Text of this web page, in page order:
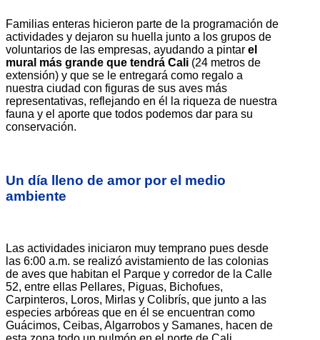
Familias enteras hicieron parte de la programación de
actividades y dejaron su huella junto a los grupos de
voluntarios de las empresas, ayudando a pintar el
mural más grande que tendrá Cali (24 metros de
extensión) y que se le entregará como regalo a
nuestra ciudad con figuras de sus aves más
representativas, reflejando en él la riqueza de nuestra
fauna y el aporte que todos podemos dar para su
conservación.
Un día lleno de amor por el medio
ambiente
Las actividades iniciaron muy temprano pues desde
las 6:00 a.m. se realizó avistamiento de las colonias
de aves que habitan el Parque y corredor de la Calle
52, entre ellas Pellares, Piguas, Bichofues,
Carpinteros, Loros, Mirlas y Colibrís, que junto a las
especies arbóreas que en él se encuentran como
Guácimos, Ceibas, Algarrobos y Samanes, hacen de